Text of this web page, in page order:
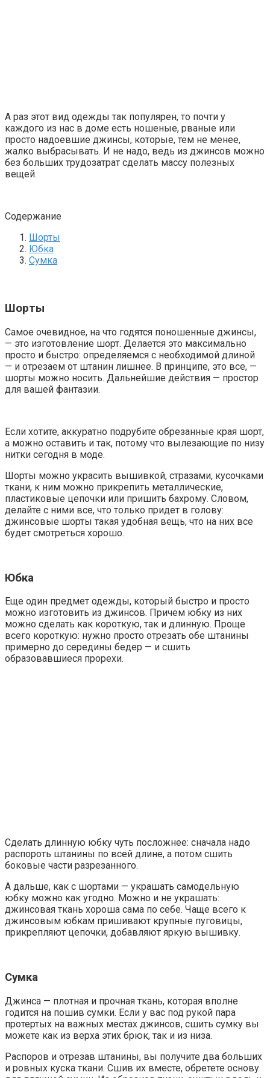
А раз этот вид одежды так популярен, то почти у
каждого из нас в доме есть ношеные, рваные или
просто надоевшие джинсы, которые, тем не менее,
жалко выбрасывать. И не надо, ведь из джинсов можно
без больших трудозатрат сделать массу полезных
вещей.
Содержание
Шорты
Юбка
Сумка
Шорты
Самое очевидное, на что годятся поношенные джинсы,
— это изготовление шорт. Делается это максимально
просто и быстро: определяемся с необходимой длиной
— и отрезаем от штанин лишнее. В принципе, это все, —
шорты можно носить. Дальнейшие действия — простор
для вашей фантазии.
Если хотите, аккуратно подрубите обрезанные края шорт,
а можно оставить и так, потому что вылезающие по низу
нитки сегодня в моде.
Шорты можно украсить вышивкой, стразами, кусочками
ткани, к ним можно прикрепить металлические,
пластиковые цепочки или пришить бахрому. Словом,
делайте с ними все, что только придет в голову:
джинсовые шорты такая удобная вещь, что на них все
будет смотреться хорошо.
Юбка
Еще один предмет одежды, который быстро и просто
можно изготовить из джинсов. Причем юбку из них
можно сделать как короткую, так и длинную. Проще
всего короткую: нужно просто отрезать обе штанины
примерно до середины бедер — и сшить
образовавшиеся прорехи.
Сделать длинную юбку чуть посложнее: сначала надо
распороть штанины по всей длине, а потом сшить
боковые части разрезанного.
А дальше, как с шортами — украшать самодельную
юбку можно как угодно. Можно и не украшать:
джинсовая ткань хороша сама по себе. Чаще всего к
джинсовым юбкам пришивают крупные пуговицы,
прикрепляют цепочки, добавляют яркую вышивку.
Сумка
Джинса — плотная и прочная ткань, которая вполне
годится на пошив сумки. Если у вас под рукой пара
протертых на важных местах джинсов, сшить сумку вы
можете как из верха этих брюк, так и из низа.
Распоров и отрезав штанины, вы получите два больших
и ровных куска ткани. Сшив их вместе, обретете основу